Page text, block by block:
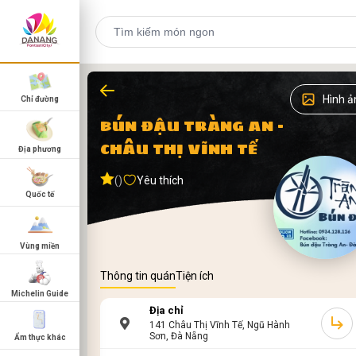
Chỉ đường
Địa phương
Quốc tế
Vùng miền
Michelin Guide
Ẩm thực khác
Hình
BÚN ĐẬU TRÀNG AN -
CHÂU THỊ VĨNH TẾ
() Yêu thích
Thông tin quánTiện ích
Địa chỉ
141 Châu Thị Vĩnh Tế, Ngũ Hành
Sơn, Đà Nẵng